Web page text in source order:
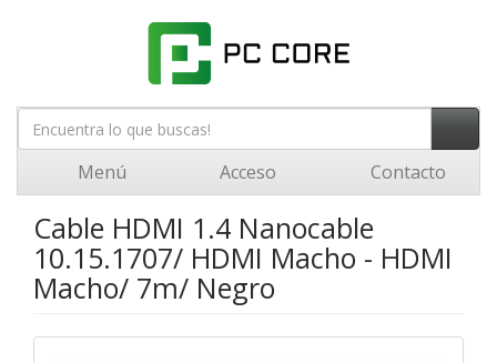
Menú Acceso Contacto
Cable HDMI 1.4 Nanocable
10.15.1707/ HDMI Macho - HDMI
Macho/ 7m/ Negro